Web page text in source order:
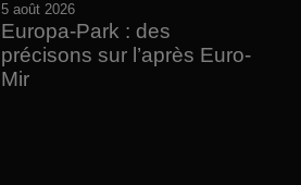
5 août 2026
Europa-Park : des
précisons sur l’après Euro-
Mir